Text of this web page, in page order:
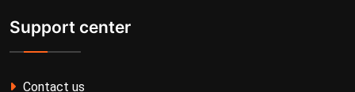
Support center
Contact us